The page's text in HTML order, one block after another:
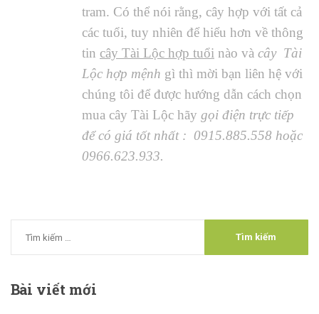
tram. Có thể nói rằng, cây hợp với tất cả
các tuổi, tuy nhiên để hiểu hơn về thông
tin cây Tài Lộc hợp tuổi nào và cây Tài
Lộc hợp mệnh gì thì mời bạn liên hệ với
chúng tôi để được hướng dẫn cách chọn
mua cây Tài Lộc hãy gọi điện trực tiếp
để có giá tốt nhất : 0915.885.558 hoặc
0966.623.933.
Bài viết mới